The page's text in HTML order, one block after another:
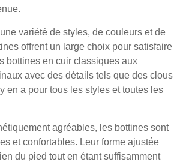
variété de styles, de couleurs et de
offrent un large choix pour satisfaire
bottines en cuir classiques aux
avec des détails tels que des clous
en a pour tous les styles et toutes les
agréables, les bottines sont
et confortables. Leur forme ajustée
du pied tout en étant suffisamment